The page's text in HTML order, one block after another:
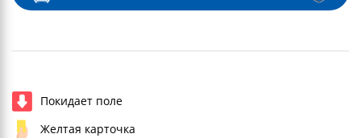
Покидает поле
Желтая карточка